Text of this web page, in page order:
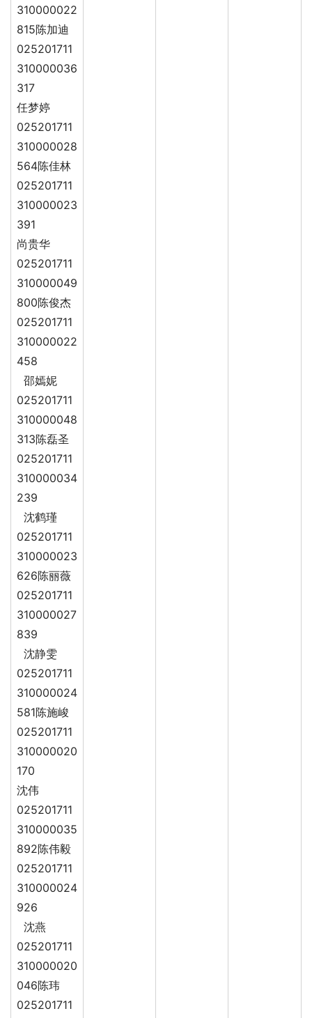
310000022
815陈加迪
025201711
310000036
317
任梦婷
025201711
310000028
564陈佳林
025201711
310000023
391
尚贵华
025201711
310000049
800陈俊杰
025201711
310000022
458
邵嫣妮
025201711
310000048
313陈磊圣
025201711
310000034
239
沈鹤瑾
025201711
310000023
626陈丽薇
025201711
310000027
839
沈静雯
025201711
310000024
581陈施峻
025201711
310000020
170
沈伟
025201711
310000035
892陈伟毅
025201711
310000024
926
沈燕
025201711
310000020
046陈玮
025201711